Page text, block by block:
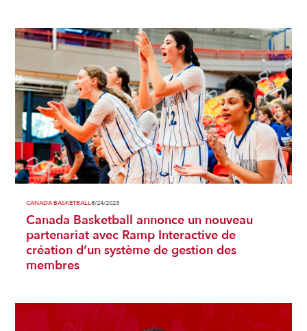
CANADA BASKETBALL8/24/2023
Canada Basketball annonce un nouveau
partenariat avec Ramp Interactive de
création d’un système de gestion des
membres